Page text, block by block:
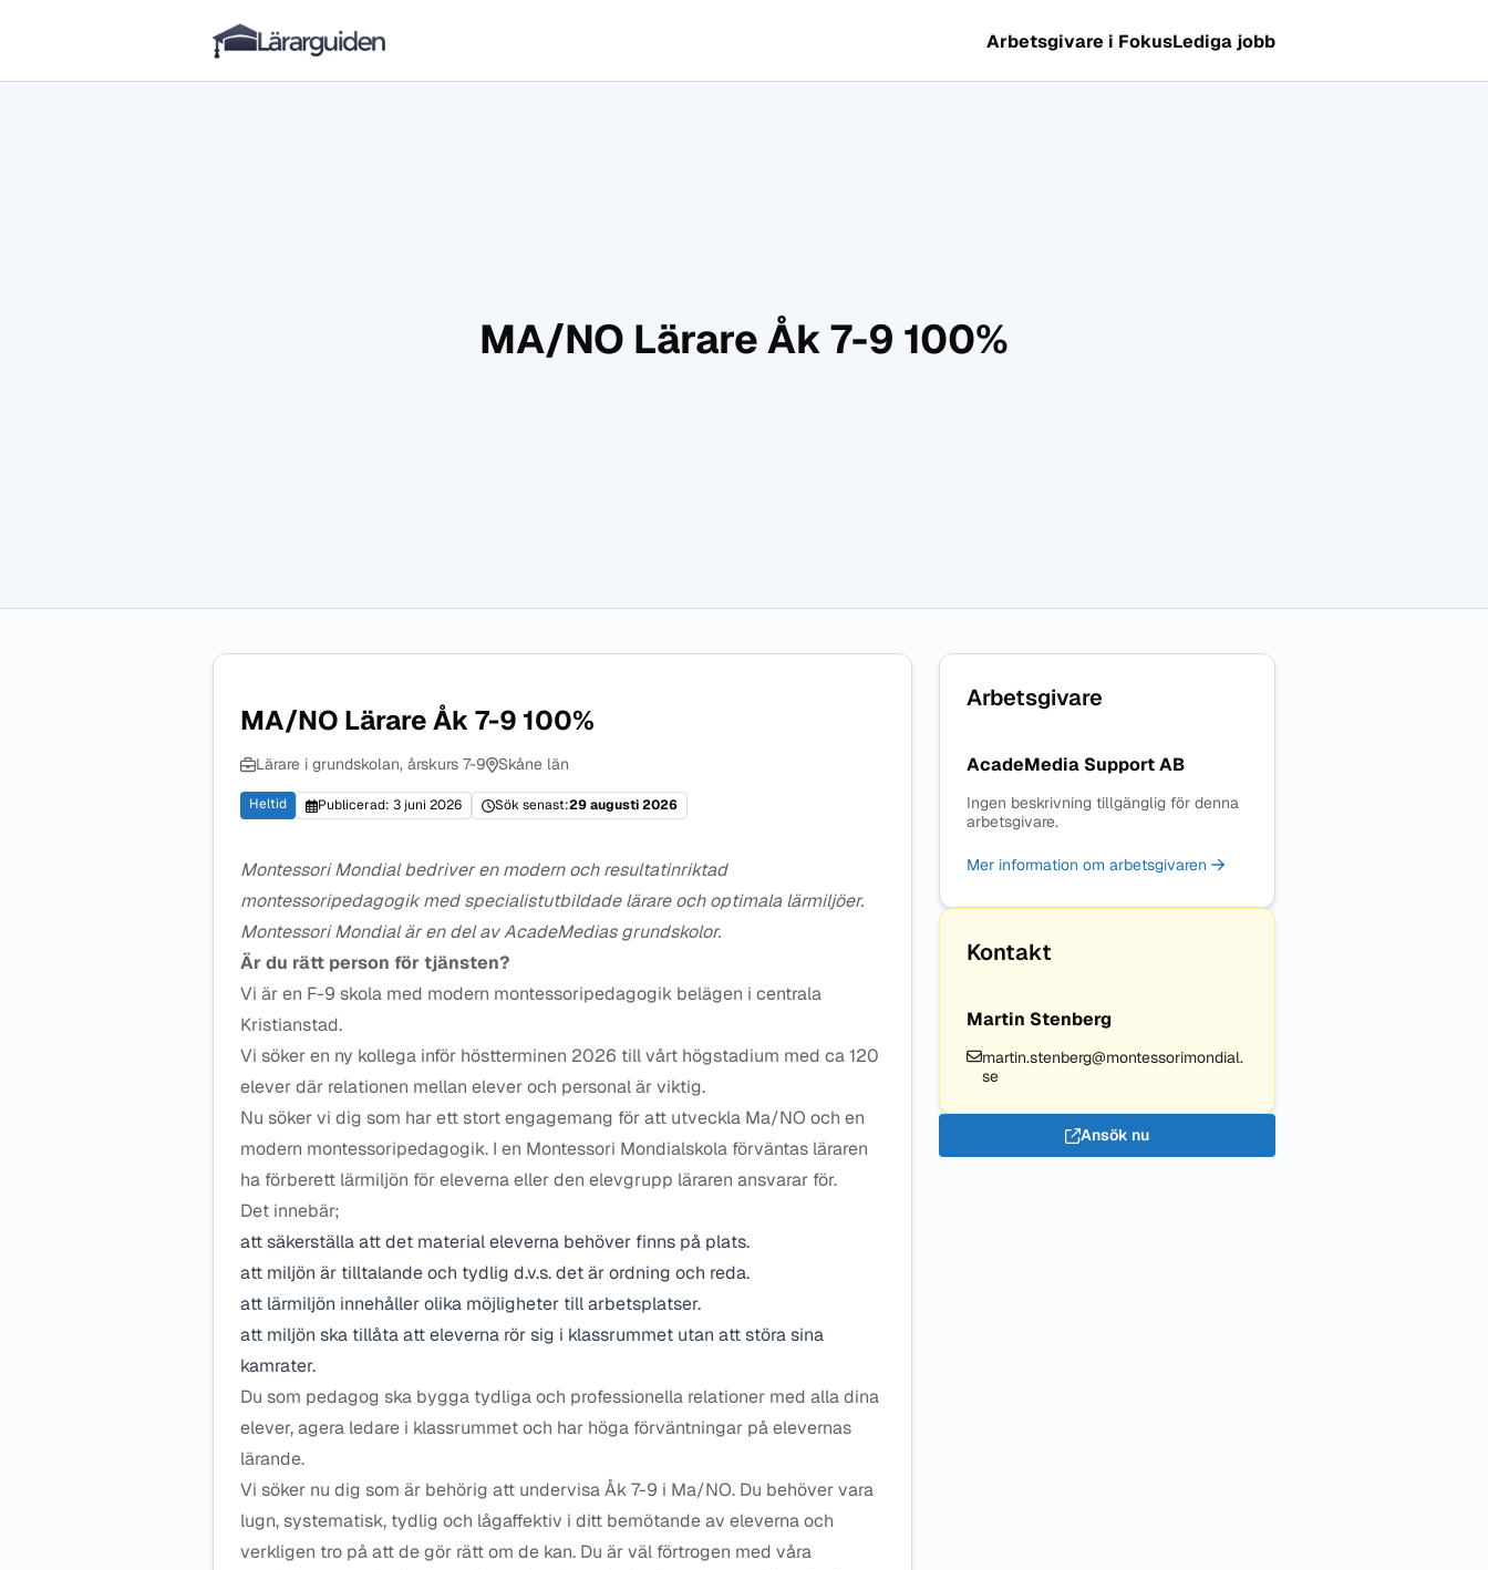
Hoppa till innehåll
Lärarguiden Arbetsgivare i FokusLediga jobb
MA/NO Lärare Åk 7-9 100%
MA/NO Lärare Åk 7-9 100%
Lärare i grundskolan, årskurs 7-9 Skåne län
Heltid Publicerad: 3 juni 2026 Sök senast:29 augusti 2026
Montessori Mondial bedriver en modern och resultatinriktad
montessoripedagogik med specialistutbildade lärare och optimala lärmiljöer.
Montessori Mondial är en del av AcadeMedias grundskolor.
Är du rätt person för tjänsten?
Vi är en F-9 skola med modern montessoripedagogik belägen i centrala
Kristianstad.
Vi söker en ny kollega inför höstterminen 2026 till vårt högstadium med ca 120
elever där relationen mellan elever och personal är viktig.
Nu söker vi dig som har ett stort engagemang för att utveckla Ma/NO och en
modern montessoripedagogik. I en Montessori Mondialskola förväntas läraren
ha förberett lärmiljön för eleverna eller den elevgrupp läraren ansvarar för.
Det innebär;
att säkerställa att det material eleverna behöver finns på plats.
att miljön är tilltalande och tydlig d.v.s. det är ordning och reda.
att lärmiljön innehåller olika möjligheter till arbetsplatser.
att miljön ska tillåta att eleverna rör sig i klassrummet utan att störa sina
kamrater.
Du som pedagog ska bygga tydliga och professionella relationer med alla dina
elever, agera ledare i klassrummet och har höga förväntningar på elevernas
lärande.
Vi söker nu dig som är behörig att undervisa Åk 7-9 i Ma/NO. Du behöver vara
lugn, systematisk, tydlig och lågaffektiv i ditt bemötande av eleverna och
verkligen tro på att de gör rätt om de kan. Du är väl förtrogen med våra
Arbetsgivare
AcadeMedia Support AB
Ingen beskrivning tillgänglig för denna
arbetsgivare.
Mer information om arbetsgivaren
Kontakt
Martin Stenberg
martin.stenberg@montessorimondial.
se
Ansök nu